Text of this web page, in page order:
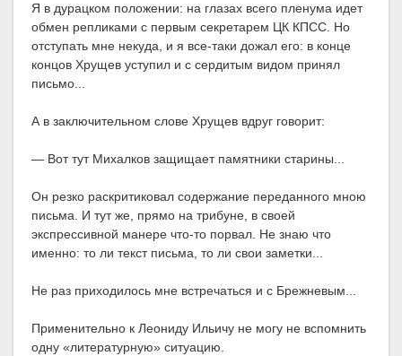
Я в дурацком положении: на глазах всего пленума идет
обмен репликами с первым секретарем ЦК КПСС. Но
отступать мне некуда, и я все-таки дожал его: в конце
концов Хрущев уступил и с сердитым видом принял
письмо...
А в заключительном слове Хрущев вдруг говорит:
— Вот тут Михалков защищает памятники старины...
Он резко раскритиковал содержание переданного мною
письма. И тут же, прямо на трибуне, в своей
экспрессивной манере что-то порвал. Не знаю что
именно: то ли текст письма, то ли свои заметки...
Не раз приходилось мне встречаться и с Брежневым...
Применительно к Леониду Ильичу не могу не вспомнить
одну «литературную» ситуацию.